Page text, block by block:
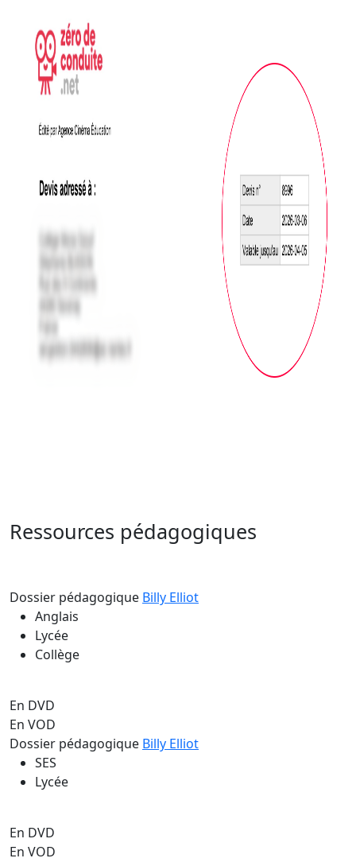
Ressources pédagogiques
Dossier pédagogique Billy Elliot
Anglais
Lycée
Collège
En DVD
En VOD
Dossier pédagogique Billy Elliot
SES
Lycée
En DVD
En VOD